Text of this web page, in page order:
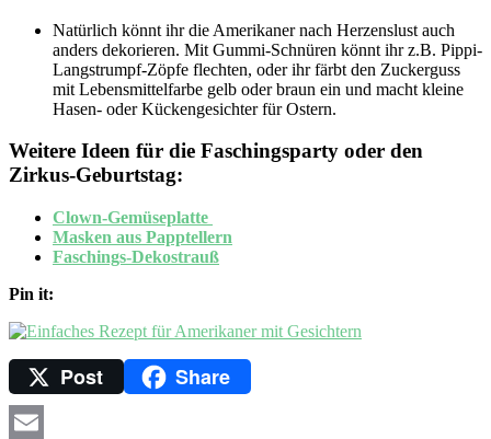
Natürlich könnt ihr die Amerikaner nach Herzenslust auch
anders dekorieren. Mit Gummi-Schnüren könnt ihr z.B. Pippi-
Langstrumpf-Zöpfe flechten, oder ihr färbt den Zuckerguss
mit Lebensmittelfarbe gelb oder braun ein und macht kleine
Hasen- oder Kückengesichter für Ostern.
Weitere Ideen für die Faschingsparty oder den
Zirkus-Geburtstag:
Clown-Gemüseplatte
Masken aus Papptellern
Faschings-Dekostrauß
Pin it:
Post Share